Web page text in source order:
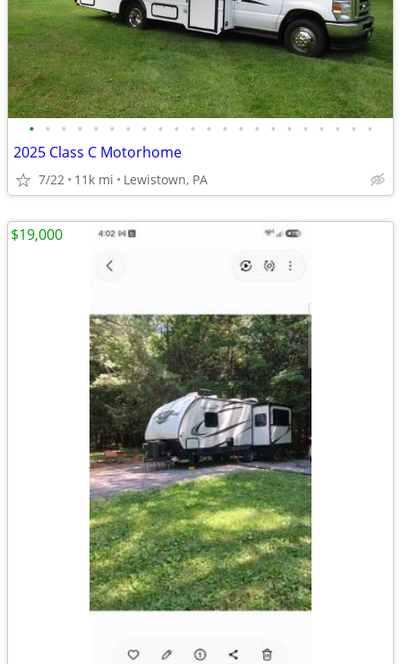
• • • • • • • • • • • • • • • • • • • • • •
2025 Class C Motorhome
7/22 11k mi Lewistown, PA
$19,000